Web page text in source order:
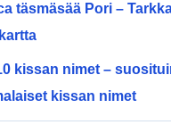
täsmäsää Pori –
kissan nimet –
kissan nimet